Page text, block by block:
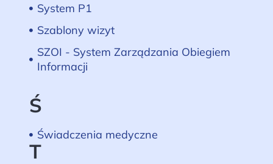
System P1
Szablony wizyt
SZOI - System Zarządzania Obiegiem
Informacji
Ś
Świadczenia medyczne
T